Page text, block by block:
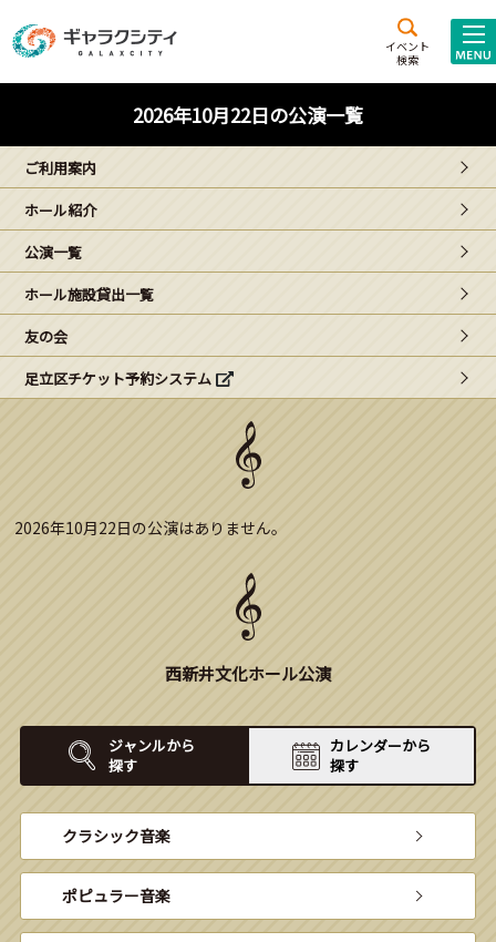
イベント
検索
施設案内
西新井
文化ホール
ギャラクシティとは
こどもみーてぃんぐ
Gがくえん
ブランドからのお知らせ
2026年10月22日の公演一覧
ご利用案内
ホール紹介
公演一覧
ホール施設貸出一覧
友の会
足立区チケット予約システム
2026年10月22日の公演はありません。
西新井文化ホール公演
ジャンルから
探す
カレンダーから
探す
クラシック音楽
ポピュラー音楽